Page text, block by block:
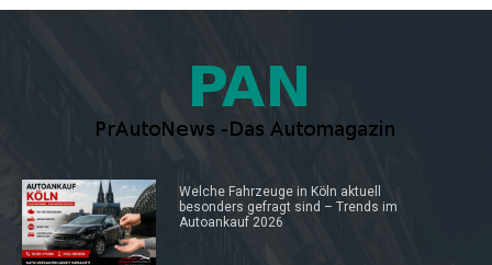
Welche Fahrzeuge in Köln aktuell
besonders gefragt sind – Trends im
Autoankauf 2026